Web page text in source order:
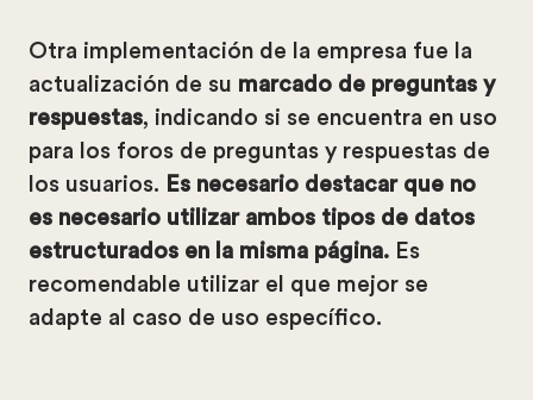
Otra implementación de la empresa fue la
actualización de su marcado de preguntas y
respuestas, indicando si se encuentra en uso
para los foros de preguntas y respuestas de
los usuarios. Es necesario destacar que no
es necesario utilizar ambos tipos de datos
estructurados en la misma página. Es
recomendable utilizar el que mejor se
adapte al caso de uso específico.